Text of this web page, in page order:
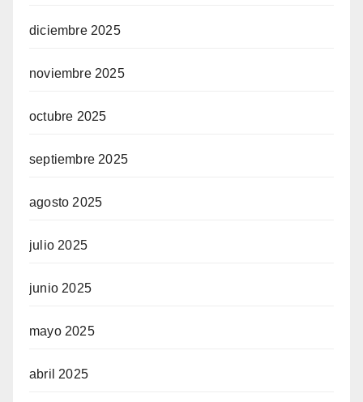
diciembre 2025
noviembre 2025
octubre 2025
septiembre 2025
agosto 2025
julio 2025
junio 2025
mayo 2025
abril 2025